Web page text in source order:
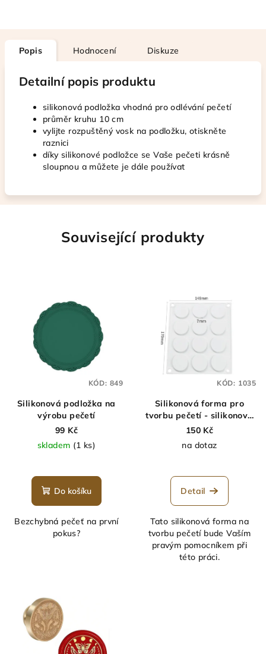
Popis Hodnocení Diskuze
Detailní popis produktu
silikonová podložka vhodná pro odlévání pečetí
průměr kruhu 10 cm
vylijte rozpuštěný vosk na podložku, otiskněte
raznici
díky silikonové podložce se Vaše pečeti krásně
sloupnou a můžete je dále používat
Související produkty
Silikonová podložka na
výrobu pečetí
99 Kč
skladem (1 ks)
Do košíku
Bezchybná pečeť na první
pokus?
KÓD: 849
Silikonová forma pro
tvorbu pečetí - silikonová
podložka na pečetě
150 Kč
na dotaz
Detail
Tato silikonová forma na
tvorbu pečetí bude Vaším
pravým pomocníkem při
této práci.
KÓD: 1035